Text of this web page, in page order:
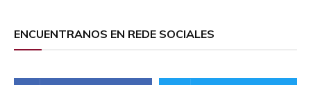
ENCUENTRANOS EN REDE SOCIALES